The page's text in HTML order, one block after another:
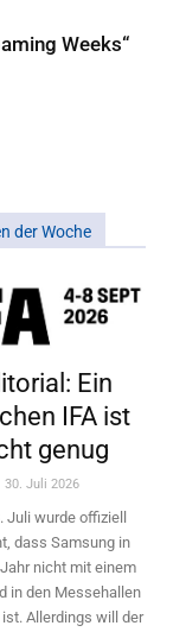
Weeks“
der Woche
Ein
IFA ist
genug
30. Juli 2026
Juli wurde offiziell
dass Samsung in
nicht mit einem
in den Messehallen
Allerdings will ­der